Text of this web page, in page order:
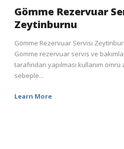
Gömme Rezervuar
Zeytinburnu
Gömme Rezervuar Servisi
Gömme rezervuar servis ve
tarafından yapılması kullanım ömrü
sebeple...
Learn More